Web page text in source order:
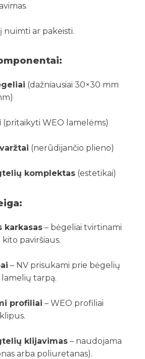
nuimti ar pakeisti.
(dažniausiai 30×30 mm
(pritaikyti WEO lamelėms)
(nerūdijančio plieno)
komplektas (estetikai)
karkasas – bėgeliai tvirtinami
paviršiaus.
– NV prisukami prie bėgelių
tarpą.
profiliai – WEO profiliai
klijavimas – naudojama
arba poliuretanas).